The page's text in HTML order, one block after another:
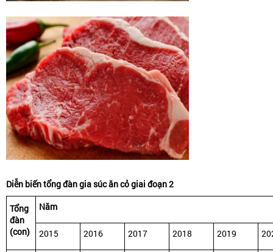
Diễn biếntổngđàngiasúcăncỏgiai đoạn2
Tổng
đàn
(con)
Năm
2015 2016 2017 2018 2019